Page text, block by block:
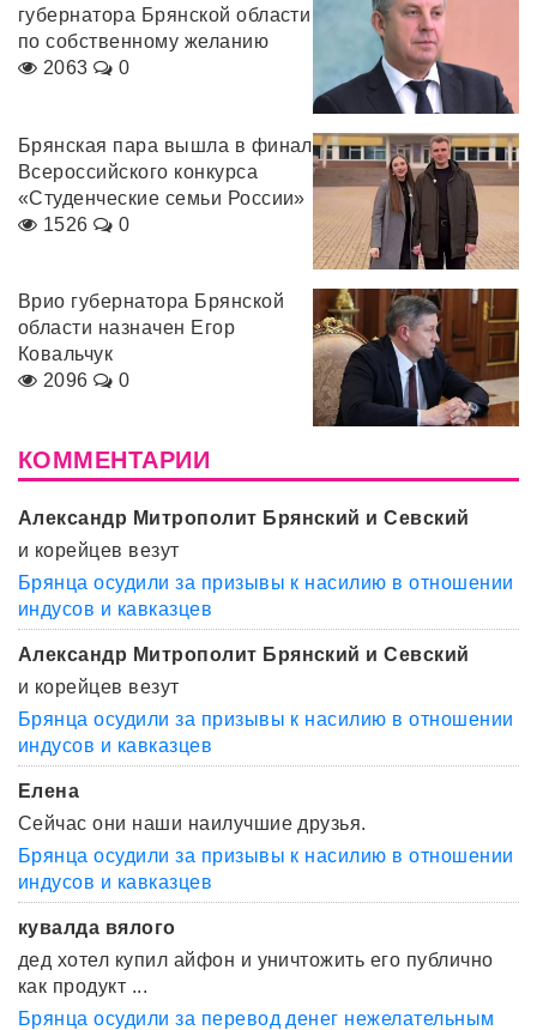
губернатора Брянской области
по собственному желанию
2063
0
Брянская пара вышла в финал
Всероссийского конкурса
«Студенческие семьи России»
1526
0
Врио губернатора Брянской
области назначен Егор
Ковальчук
2096
0
КОММЕНТАРИИ
Александр Митрополит Брянский и Севский
и корейцев везут
Брянца осудили за призывы к насилию в отношении
индусов и кавказцев
Александр Митрополит Брянский и Севский
и корейцев везут
Брянца осудили за призывы к насилию в отношении
индусов и кавказцев
Елена
Сейчас они наши наилучшие друзья.
Брянца осудили за призывы к насилию в отношении
индусов и кавказцев
кувалда вялого
дед хотел купил айфон и уничтожить его публично
как продукт ...
Брянца осудили за перевод денег нежелательным